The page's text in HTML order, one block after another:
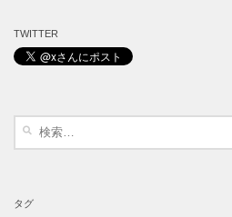
TWITTER
タグ